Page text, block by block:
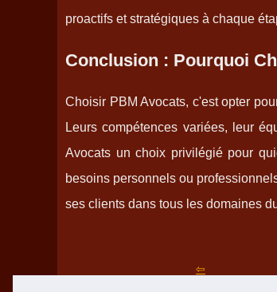
proactifs et stratégiques à chaque
Conclusion : Pourquoi
Choisir PBM Avocats, c'est opter
Leurs compétences variées, leur
Avocats un choix privilégié pour
besoins personnels ou
ses clients dans tous les domaines